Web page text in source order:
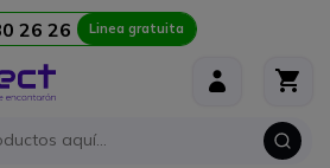
26 26 Linea gratuita